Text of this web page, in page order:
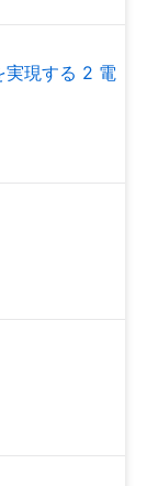
実現する 2 電